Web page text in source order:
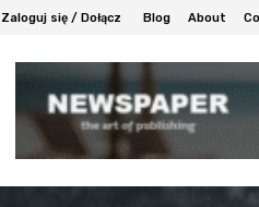
Zaloguj się / Dołącz Blog About